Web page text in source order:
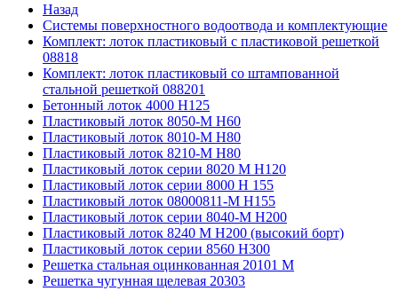
Назад
Системы поверхностного водоотвода и комплектующие
Комплект: лоток пластиковый с пластиковой решеткой
08818
Комплект: лоток пластиковый со штампованной
стальной решеткой 088201
Бетонный лоток 4000 Н125
Пластиковый лоток 8050-М H60
Пластиковый лоток 8010-М H80
Пластиковый лоток 8210-М H80
Пластиковый лоток серии 8020 М H120
Пластиковый лоток серии 8000 Н 155
Пластиковый лоток 08000811-М H155
Пластиковый лоток серии 8040-М H200
Пластиковый лоток 8240 M H200 (высокий борт)
Пластиковый лоток серии 8560 Н300
Решетка стальная оцинкованная 20101 М
Решетка чугунная щелевая 20303